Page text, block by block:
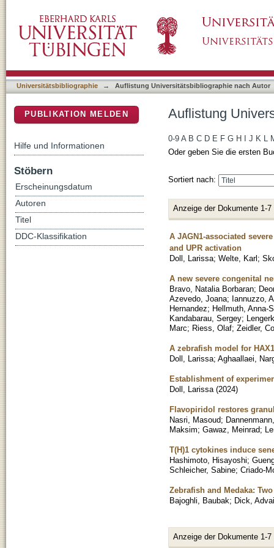
Universitätsbibliographie → Auflistung Universitätsbibliographie nach Autor
Auflistung
0-9 A B C D E F G H J K L
Oder geben Sie die ersten
Sortiert nach:
Anzeige der Dokumente 1-7
A JAGN1-associated
and UPR activation
Doll, Larissa; Welte, Karl;
A new severe congenital
Bravo, Natalia Borbaran;
Azevedo, Joana; Iannuzzo,
Hernandez; Hellmuth, Anna-
Kandabarau, Sergey;
Marc; Riess, Olaf; Zeidler,
A zebrafish model for
Doll, Larissa; Aghaallaei,
Establishment of
Doll, Larissa (2024)
Flavopiridol restores
Nasri, Masoud;
Maksim; Gawaz, Meinrad;
T(H)1 cytokines induce
Hashimoto, Hisayoshi;
Schleicher, Sabine; Criado-
Zebrafish and Medaka:
Bajoghli, Baubak; Dick,
Anzeige der Dokumente 1-7
PUBLIKATION MELDEN
Hilfe und Informationen
Stöbern
Erscheinungsdatum
Autoren
Titel
DDC-Klassifikation